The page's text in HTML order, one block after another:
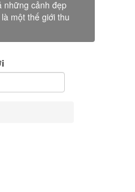
những cảnh đẹp
một thế giới thu